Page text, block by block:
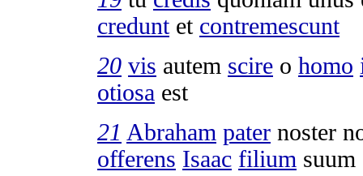
creduntet contremescunt
20 vis autem scire o homo
otiosa est
21 Abraham pater noster
offerens Isaac filium